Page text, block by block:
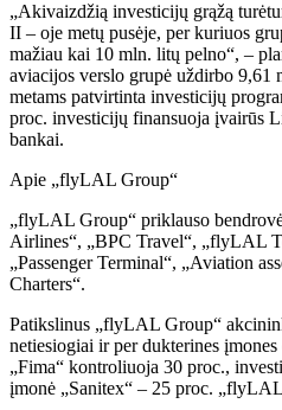
„Akivaizdžią investicijų grąžą
II – oje metų pusėje, per kuriuos
mažiau kai 10 mln. litų pelno“, –
aviacijos verslo grupė uždirbo
metams patvirtinta investicijų
proc. investicijų finansuoja įvairūs
bankai.
Apie „flyLAL Group“
„flyLAL Group“ priklauso
Airlines“, „BPC Travel“, „flyLAL
„Passenger Terminal“, „Aviation
Charters“.
Patikslinus „flyLAL Group“
netiesiogiai ir per dukterines
„Fima“ kontroliuoja 30 proc.,
įmonė „Sanitex“ – 25 proc.